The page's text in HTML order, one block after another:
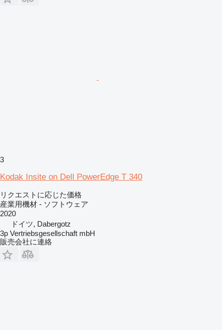
3
Kodak Insite on Dell PowerEdge T 340
リクエストに応じた価格
産業用機材 - ソフトウェア
2020
ドイツ, Dabergotz
3p Vertriebsgesellschaft mbH
販売会社に連絡